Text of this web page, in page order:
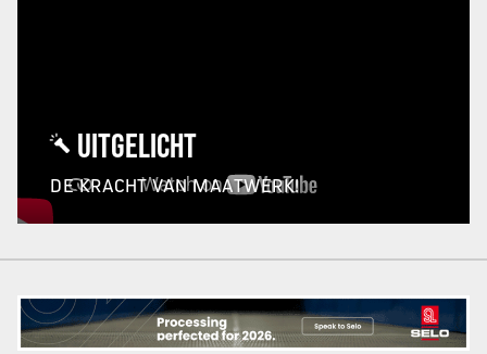
UITGELICHT
DE KRACHT VAN MAATWERK!